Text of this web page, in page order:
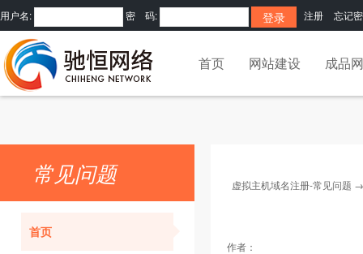
用户名: 密 码: 注册 忘记
首页 网站建设 成品
常见问题
首页
虚拟主机域名注册-常见问题
作者：